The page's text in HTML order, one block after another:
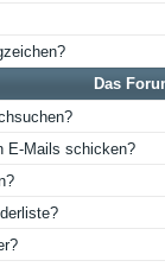
Das
E-Mails schicken?